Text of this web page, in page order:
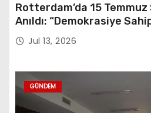
Rotterdam’da 15
Anıldı: “Demokrasiye
Sembolü”
Jul 13, 2026
GÜNDEM